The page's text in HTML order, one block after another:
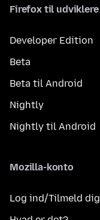
Firefox til udviklere
Developer Edition
Beta
Beta til Android
Nightly
Nightly til Android
Mozilla-konto
Log ind/Tilmeld dig